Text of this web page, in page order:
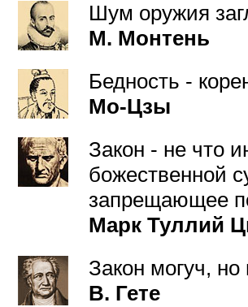
Шум оружия
М. Монтень
Бедность -
Мо-Цзы
Закон - не что
божественной
запрещающее
Марк Туллий
Закон могуч,
В. Гете